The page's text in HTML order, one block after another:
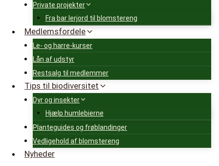
Private projekter
Fra bar lerjord til blomstereng
Medlemsfordele
Le- og harre-kurser
Lån af udstyr
Restsalg til medlemmer
Tips til biodiversitet
Dyr og insekter
Hjælp humlebierne
Planteguides og frøblandinger
Vedligehold af blomstereng
Nyheder